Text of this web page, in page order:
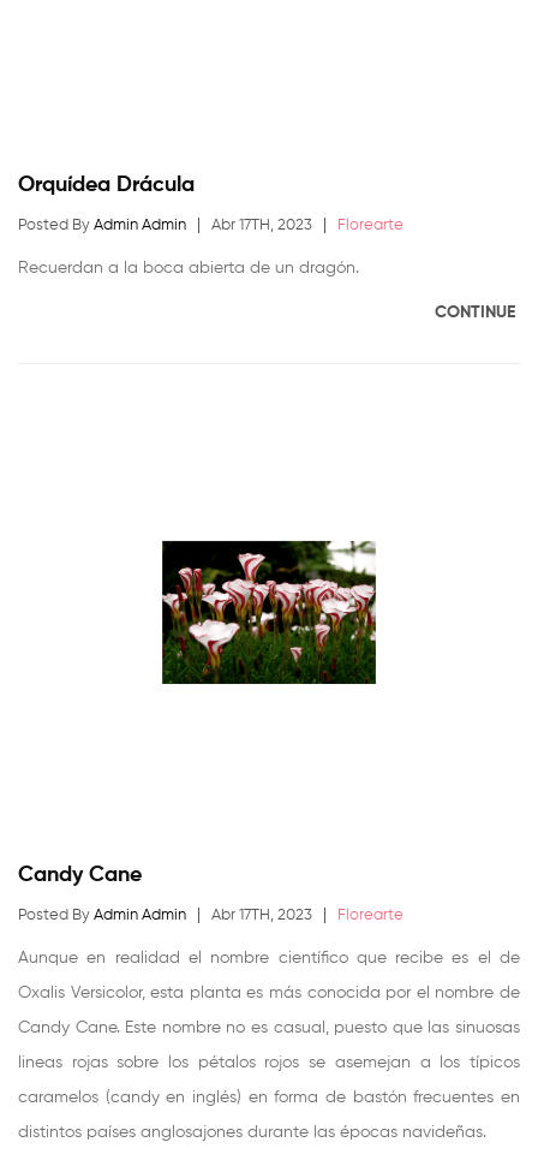
Orquídea Drácula
Posted By Admin Admin Abr 17TH, 2023 Florearte
Recuerdan a la boca abierta de un dragón.
CONTINUE
Candy Cane
Posted By Admin Admin Abr 17TH, 2023 Florearte
Aunque en realidad el nombre científico que recibe es el de
Oxalis Versicolor, esta planta es más conocida por el nombre de
Candy Cane. Este nombre no es casual, puesto que las sinuosas
lineas rojas sobre los pétalos rojos se asemejan a los típicos
caramelos (candy en inglés) en forma de bastón frecuentes en
distintos países anglosajones durante las épocas navideñas.